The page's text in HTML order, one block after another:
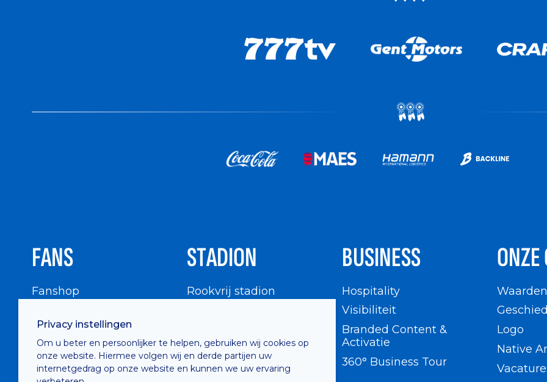
Privacy instellingen
Om u beter en persoonlijker te helpen, gebruiken wij cookies op
onze website. Hiermee volgen wij en derde partijen uw
internetgedrag op onze website en kunnen we uw ervaring
FANS
Fanshop
Supportersraad
Buffalo Kids Club
Supportersfederatie
STADION
Rookvrij stadion
BUSINESS
Hospitality
Visibiliteit
Branded Content &
Activatie
360° Business Tour
Waarden
Logo
Native